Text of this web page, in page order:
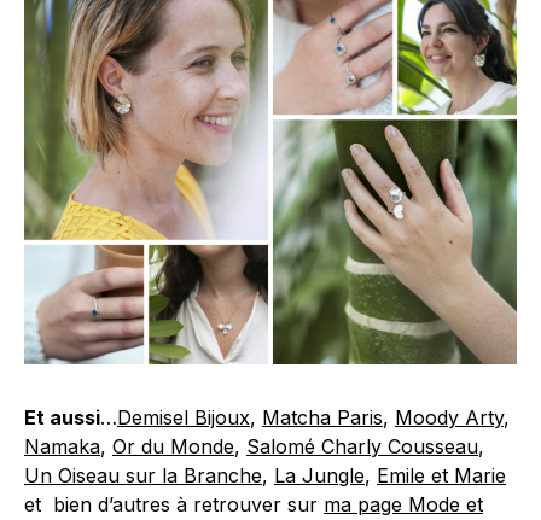
Et aussi…Demisel Bijoux, Matcha Paris, Moody Arty,
Namaka, Or du Monde, Salomé Charly Cousseau,
Un Oiseau sur la Branche, La Jungle, Emile et Marie
et bien d’autres à retrouver sur ma page Mode et